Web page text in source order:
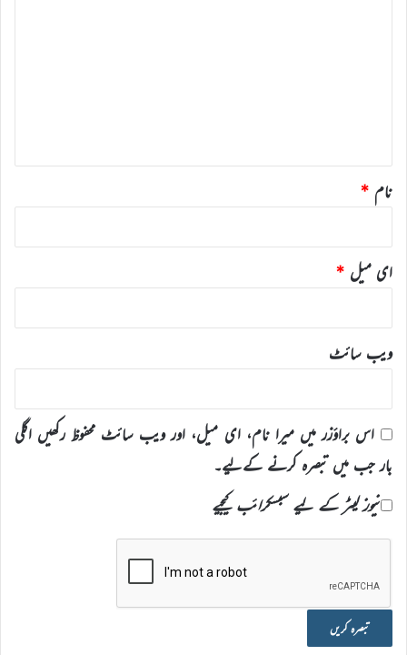
نام *
ای میل *
ویب‌ سائٹ
اس براؤزر میں میرا نام، ای میل، اور ویب سائٹ محفوظ رکھیں اگلی
بار جب میں تبصرہ کرنے کےلیے۔
نیوز لیٹر کے لیے سبسکرائب کیجیے